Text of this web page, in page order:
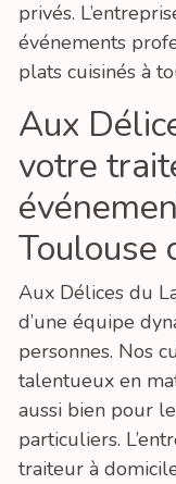
privés.
événements
plats cuisinés à
Aux
votre
Toulouse
Aux Délices du
d’une équipe
personnes. Nos
talentueux en
aussi bien pour
particuliers.
traiteur à